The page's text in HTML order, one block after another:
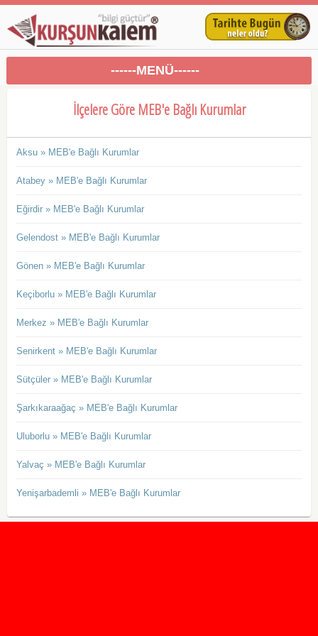
------MENÜ------
İlçelere Göre MEB'e Bağlı Kurumlar
Aksu » MEB'e Bağlı Kurumlar
Atabey » MEB'e Bağlı Kurumlar
Eğirdir » MEB'e Bağlı Kurumlar
Gelendost » MEB'e Bağlı Kurumlar
Gönen » MEB'e Bağlı Kurumlar
Keçiborlu » MEB'e Bağlı Kurumlar
Merkez » MEB'e Bağlı Kurumlar
Senirkent » MEB'e Bağlı Kurumlar
Sütçüler » MEB'e Bağlı Kurumlar
Şarkıkaraağaç » MEB'e Bağlı Kurumlar
Uluborlu » MEB'e Bağlı Kurumlar
Yalvaç » MEB'e Bağlı Kurumlar
Yenişarbademli » MEB'e Bağlı Kurumlar